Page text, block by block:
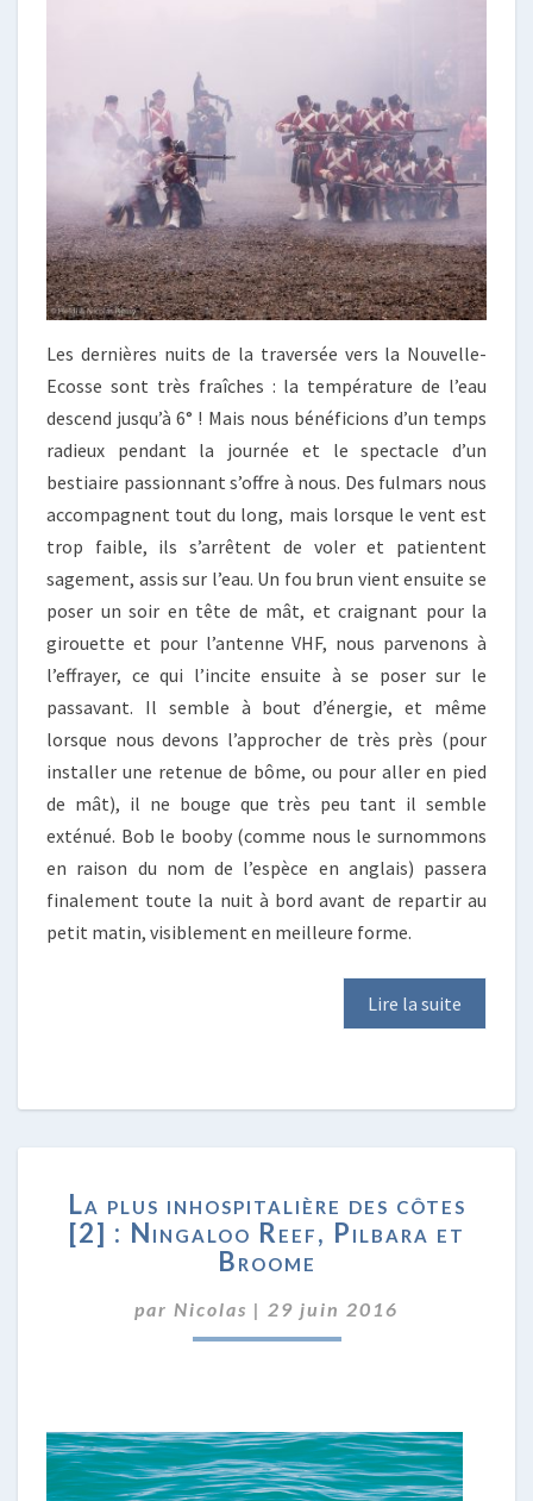
Les dernières nuits de la traversée vers la Nouvelle-
Ecosse sont très fraîches : la température de l’eau
descend jusqu’à 6° ! Mais nous bénéficions d’un temps
radieux pendant la journée et le spectacle d’un
bestiaire passionnant s’offre à nous. Des fulmars nous
accompagnent tout du long, mais lorsque le vent est
trop faible, ils s’arrêtent de voler et patientent
sagement, assis sur l’eau. Un fou brun vient ensuite se
poser un soir en tête de mât, et craignant pour la
girouette et pour l’antenne VHF, nous parvenons à
l’effrayer, ce qui l’incite ensuite à se poser sur le
passavant. Il semble à bout d’énergie, et même
lorsque nous devons l’approcher de très près (pour
installer une retenue de bôme, ou pour aller en pied
de mât), il ne bouge que très peu tant il semble
exténué. Bob le booby (comme nous le surnommons
en raison du nom de l’espèce en anglais) passera
finalement toute la nuit à bord avant de repartir au
petit matin, visiblement en meilleure forme.
Lire la suite
PLUS
INHOSPITALIÈRE
DES
[2]
:
ET
BROOME
La plus inhospitalière des côtes
[2] : Ningaloo Reef, Pilbara et
Broome
par Nicolas | 29 juin 2016